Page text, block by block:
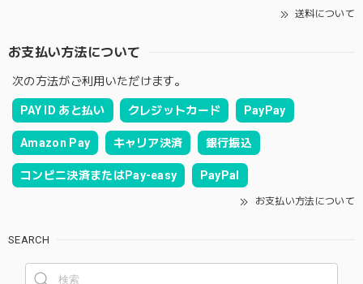
送料について
お支払い方法について
次の方法がご利用いただけます。
PAY ID あと払い クレジットカード PayPay
Amazon Pay キャリア決済 銀行振込
コンビニ決済またはPay-easy PayPal
お支払い方法について
SEARCH